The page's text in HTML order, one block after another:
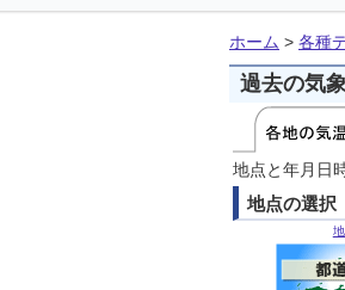
ホーム > 各種
過去の気
地点と年月日
地点の選択